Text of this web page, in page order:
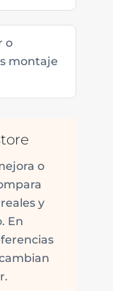
o
montaje
o
y
En